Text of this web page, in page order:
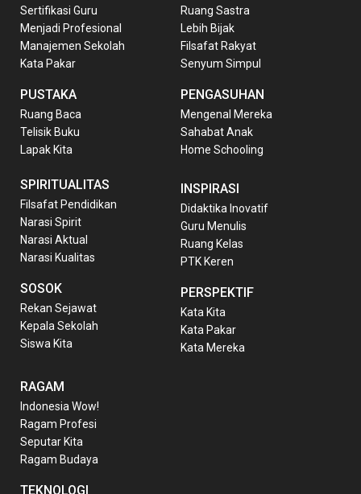
Sertifikasi Guru
Menjadi Profesional
Manajemen Sekolah
Kata Pakar
PUSTAKA
Ruang Baca
Telisik Buku
Lapak Kita
Ruang Sastra
Lebih Bijak
Filsafat Rakyat
Senyum Simpul
PENGASUHAN
Mengenal Mereka
Sahabat Anak
Home Schooling
SPIRITUALITAS
Filsafat Pendidikan
Narasi Spirit
Narasi Aktual
Narasi Kualitas
SOSOK
Rekan Sejawat
Kepala Sekolah
Siswa Kita
INSPIRASI
Didaktika Inovatif
Guru Menulis
Ruang Kelas
PTK Keren
PERSPEKTIF
Kata Kita
Kata Pakar
Kata Mereka
RAGAM
Indonesia Wow!
Ragam Profesi
Seputar Kita
Ragam Budaya
TEKNOLOGI